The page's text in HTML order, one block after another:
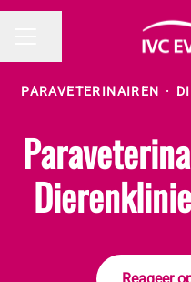
PARAVETERINAIREN ·